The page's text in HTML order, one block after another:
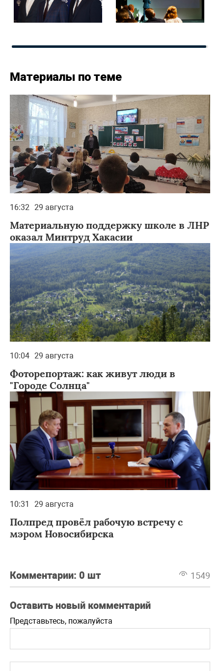
Материалы по теме
16:32 29 августа
Материальную поддержку школе в ЛНР
оказал Минтруд Хакасии
10:04 29 августа
Фоторепортаж: как живут люди в
"Городе Солнца"
10:31 29 августа
Полпред провёл рабочую встречу с
мэром Новосибирска
Комментарии: 0 шт 1549
Оставить новый комментарий
Представьтесь, пожалуйста